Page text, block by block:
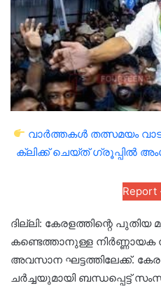
വാർത്തകൾ തത്സമയം
ക്ലിക്ക് ചെയ്ത് ഗ്രൂപ്പിൽ
Report
ദില്ലി: കേരളത്തിന്റെ
കണ്ടെത്താനുള്ള
അവസാന ഘട്ടത്തിലേക്ക്.
ചർച്ചയുമായി ബന്ധപ്പെട്ട്